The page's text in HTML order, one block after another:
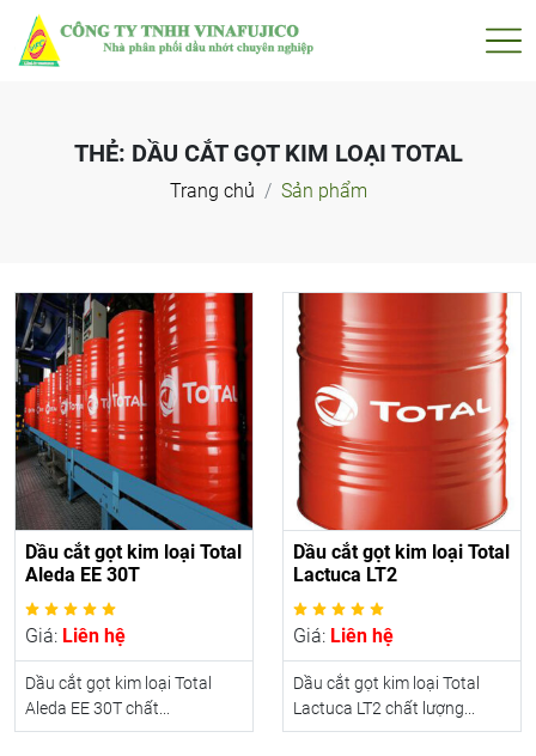
THẺ: DẦU CẮT GỌT KIM LOẠI TOTAL
Trang chủ Sản phẩm
Dầu cắt gọt kim loại Total
Aleda EE 30T
Giá: Liên hệ
Dầu cắt gọt kim loại Total
Aleda EE 30T chất...
Dầu cắt gọt kim loại Total
Lactuca LT2
Giá: Liên hệ
Dầu cắt gọt kim loại Total
Lactuca LT2 chất lượng...